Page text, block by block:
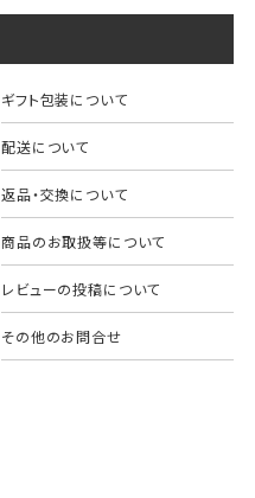
ギフト包装について
配送について
返品・交換について
商品のお取扱等について
レビューの投稿について
その他のお問合せ